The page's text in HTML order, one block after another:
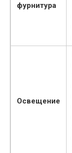
фурнитура
Освещение